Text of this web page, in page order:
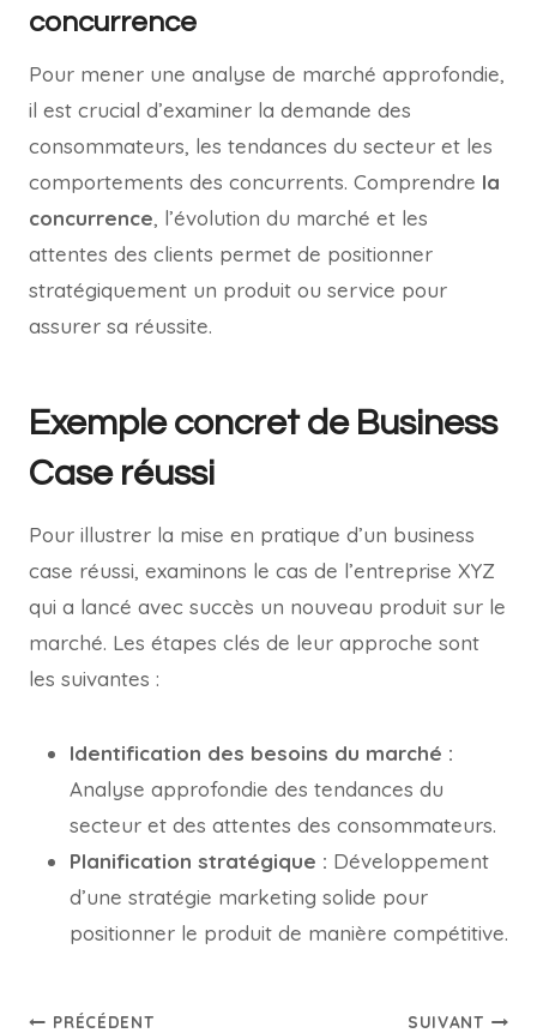
concurrence
Pour mener une analyse de marché approfondie,
il est crucial d’examiner la demande des
consommateurs, les tendances du secteur et les
comportements des concurrents. Comprendre la
concurrence, l’évolution du marché et les
attentes des clients permet de positionner
stratégiquement un produit ou service pour
assurer sa réussite.
Exemple concret de Business
Case réussi
Pour illustrer la mise en pratique d’un business
case réussi, examinons le cas de l’entreprise XYZ
qui a lancé avec succès un nouveau produit sur le
marché. Les étapes clés de leur approche sont
les suivantes :
Identification des besoins du marché :
Analyse approfondie des tendances du
secteur et des attentes des consommateurs.
Planification stratégique : Développement
d’une stratégie marketing solide pour
positionner le produit de manière compétitive.
PRÉCÉDENT SUIVANT